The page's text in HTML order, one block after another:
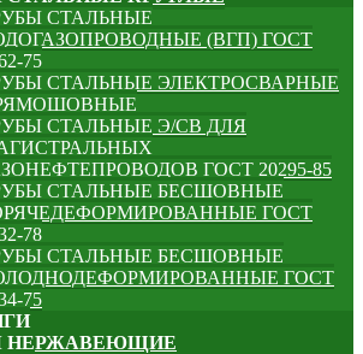
СТАЛЬНЫЕ
(ВГП) ГОСТ
75
СТАЛЬНЫЕ ЭЛЕКТРОСВАРНЫЕ
СТАЛЬНЫЕ Э/СВ ДЛЯ
ГОСТ 20295-85
СТАЛЬНЫЕ БЕСШОВНЫЕ
ГОСТ
78
СТАЛЬНЫЕ БЕСШОВНЫЕ
ГОСТ
75
НЕРЖАВЕЮЩИЕ